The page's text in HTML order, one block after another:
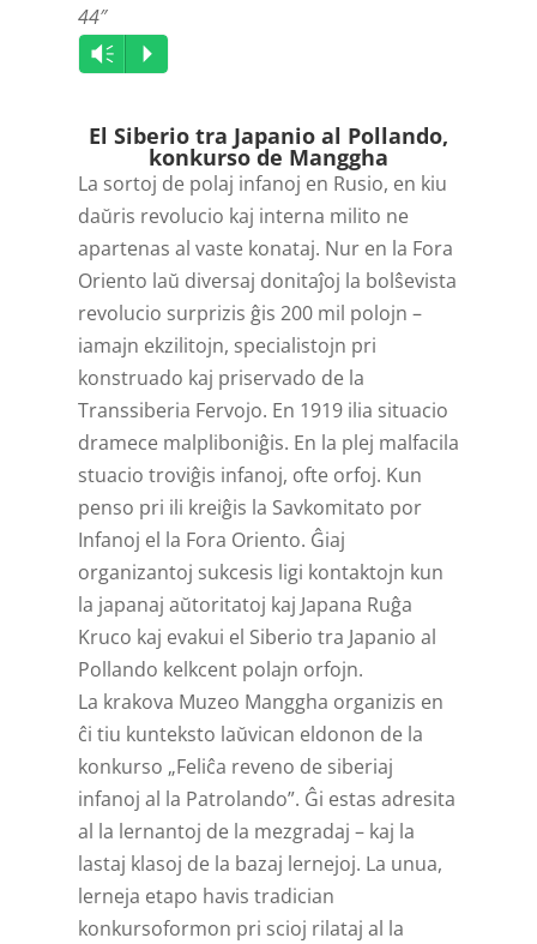
44″
Audio
Player
Vm P
El Siberio tra Japanio al Pollando,
konkurso de Manggha
La sortoj de polaj infanoj en Rusio, en kiu
daŭris revolucio kaj interna milito ne
apartenas al vaste konataj. Nur en la Fora
Oriento laŭ diversaj donitaĵoj la bolŝevista
revolucio surprizis ĝis 200 mil polojn –
iamajn ekzilitojn, specialistojn pri
konstruado kaj priservado de la
Transsiberia Fervojo. En 1919 ilia situacio
dramece malpliboniĝis. En la plej malfacila
stuacio troviĝis infanoj, ofte orfoj. Kun
penso pri ili kreiĝis la Savkomitato por
Infanoj el la Fora Oriento. Ĝiaj
organizantoj sukcesis ligi kontaktojn kun
la japanaj aŭtoritatoj kaj Japana Ruĝa
Kruco kaj evakui el Siberio tra Japanio al
Pollando kelkcent polajn orfojn.
La krakova Muzeo Manggha organizis en
ĉi tiu kunteksto laŭvican eldonon de la
konkurso „Feliĉa reveno de siberiaj
infanoj al la Patrolando”. Ĝi estas adresita
al la lernantoj de la mezgradaj – kaj la
lastaj klasoj de la bazaj lernejoj. La unua,
lerneja etapo havis tradician
konkursoformon pri scioj rilataj al la